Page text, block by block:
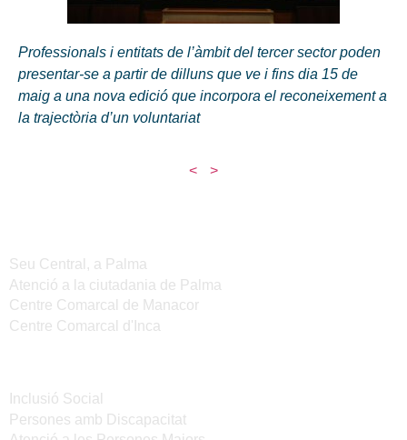
Professionals i entitats de l’àmbit del tercer sector poden
presentar-se a partir de dilluns que ve i fins dia 15 de
maig a una nova edició que incorpora el reconeixement a
la trajectòria d’un voluntariat
< >
Seu Central, a Palma
Atenció a la ciutadania de Palma
Centre Comarcal de Manacor
Centre Comarcal d'Inca
Inclusió Social
Persones amb Discapacitat